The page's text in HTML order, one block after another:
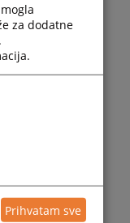
za dodatne
Prihvatam sve